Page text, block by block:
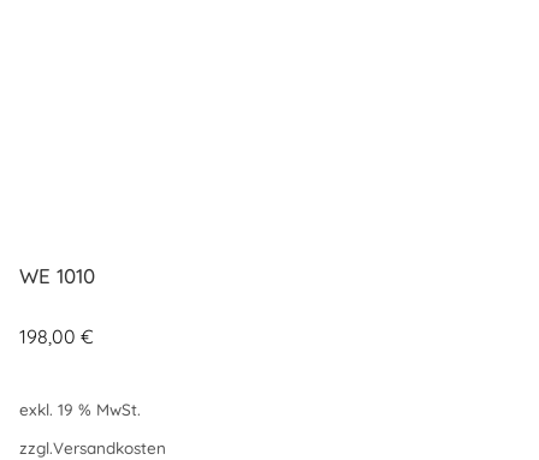
WE 1010
198,00 €
exkl. 19 % MwSt.
zzgl.Versandkosten